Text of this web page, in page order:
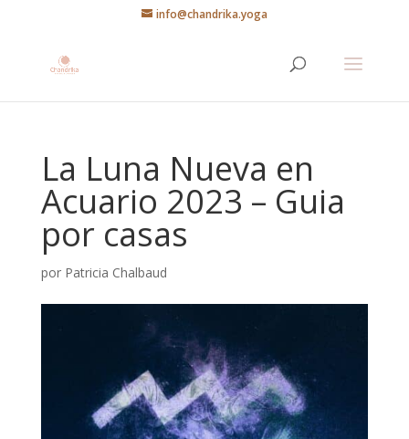
info@chandrika.yoga
La Luna Nueva en
Acuario 2023 – Guia
por casas
por Patricia Chalbaud